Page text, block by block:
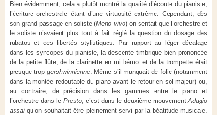
Bien évidemment, cela a plutôt montré la qualité d’écoute du pianiste,
l’écriture orchestrale étant d’une virtuosité extrême. Cependant, dès
son grand passage en soliste (Meno vivo) on sentait que l’orchestre et
le soliste n’avaient plus tout à fait réglé la question du dosage des
rubatos et des libertés stylistiques. Par rapport au léger décalage
dans les syncopes du pianiste, la descente timbrique bien prononcée
de la petite flûte, de la clarinette en mi bémol et de la trompette était
presque trop gershwinnienne. Même s’il manquait de folie (notamment
dans la montée redoutable du piano avant le retour en sol majeur) ou,
au contraire, de précision dans les gammes entre le piano et
l’orchestre dans le Presto, c’est dans le deuxième mouvementAdagio
assai qu’on souhaitait être pleinement servi par la béatitude musicale.